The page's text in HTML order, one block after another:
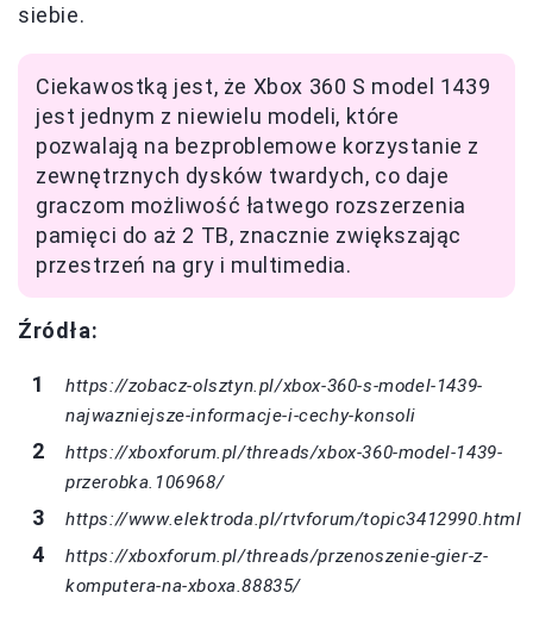
siebie.
Ciekawostką jest, że Xbox 360 S model 1439
jest jednym z niewielu modeli, które
pozwalają na bezproblemowe korzystanie z
zewnętrznych dysków twardych, co daje
graczom możliwość łatwego rozszerzenia
pamięci do aż 2 TB, znacznie zwiększając
przestrzeń na gry i multimedia.
Źródła:
https://zobacz-olsztyn.pl/xbox-360-s-model-1439-
najwazniejsze-informacje-i-cechy-konsoli
https://xboxforum.pl/threads/xbox-360-model-1439-
przerobka.106968/
https://www.elektroda.pl/rtvforum/topic3412990.html
https://xboxforum.pl/threads/przenoszenie-gier-z-
komputera-na-xboxa.88835/